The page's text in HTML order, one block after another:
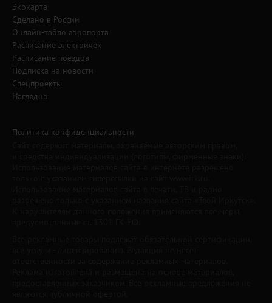
Экокарта
Сделано в России
Онлайн-табло аэропорта
Расписание электричек
Расписание поездов
Подписка на новости
Спецпроекты
Наглядно
Политика конфиденциальности